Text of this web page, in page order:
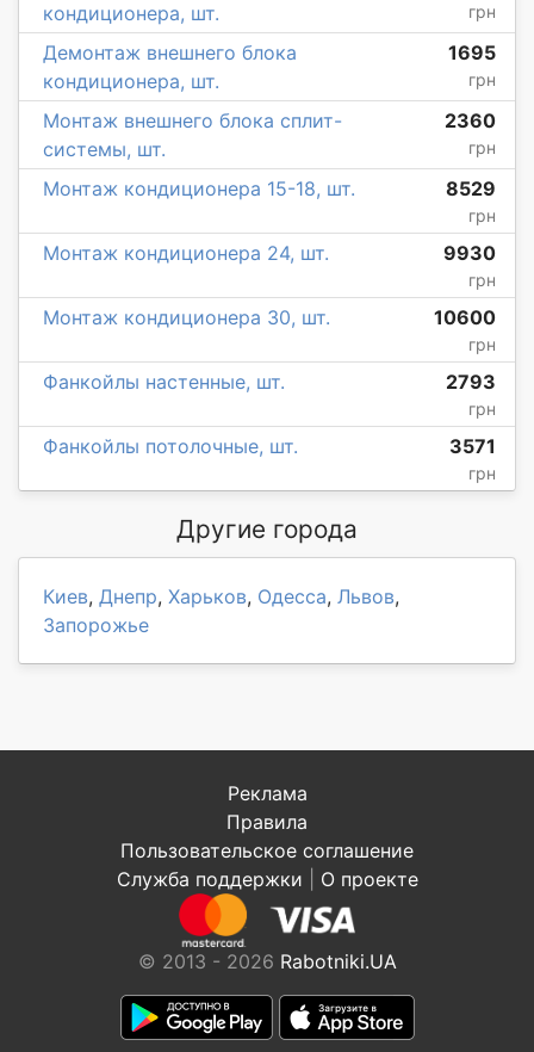
кондиционера, шт.
грн
Демонтаж внешнего блока
кондиционера, шт.
1695
грн
Монтаж внешнего блока сплит-
системы, шт.
2360
грн
Монтаж кондиционера 15-18, шт. 8529
грн
Монтаж кондиционера 24, шт. 9930
грн
Монтаж кондиционера 30, шт. 10600
грн
Фанкойлы настенные, шт. 2793
грн
Фанкойлы потолочные, шт. 3571
грн
Другие города
Киев, Днепр, Харьков, Одесса, Львов,
Запорожье
Реклама
Правила
Пользовательское соглашение
Служба поддержки
О проекте
© 2013 - 2026 Rabotniki.UA